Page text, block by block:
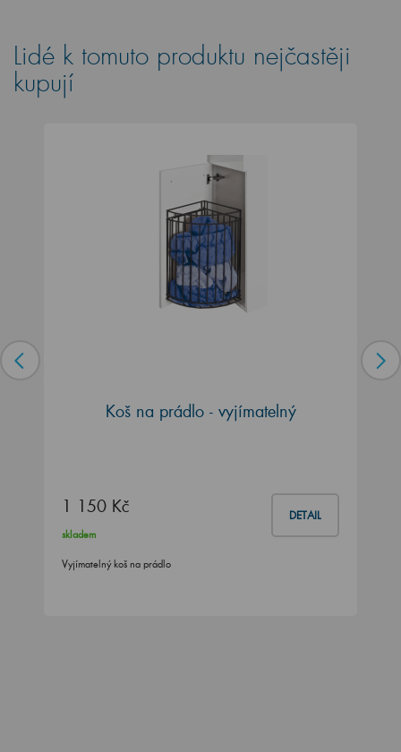
Lidé k tomuto produktu nejčastěji
kupují
Koš na prádlo - vyjímatelný
1 150 Kč DETAIL
skladem
Vyjímatelný koš na prádlo